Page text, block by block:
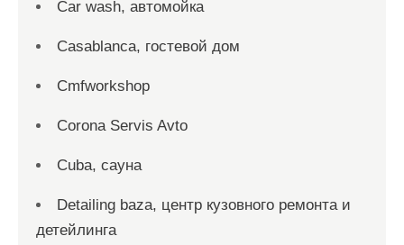
Car wash, автомойка
Casablanca, гостевой дом
Cmfworkshop
Corona Servis Avto
Cuba, сауна
Detailing baza, центр кузовного ремонта и
детейлинга